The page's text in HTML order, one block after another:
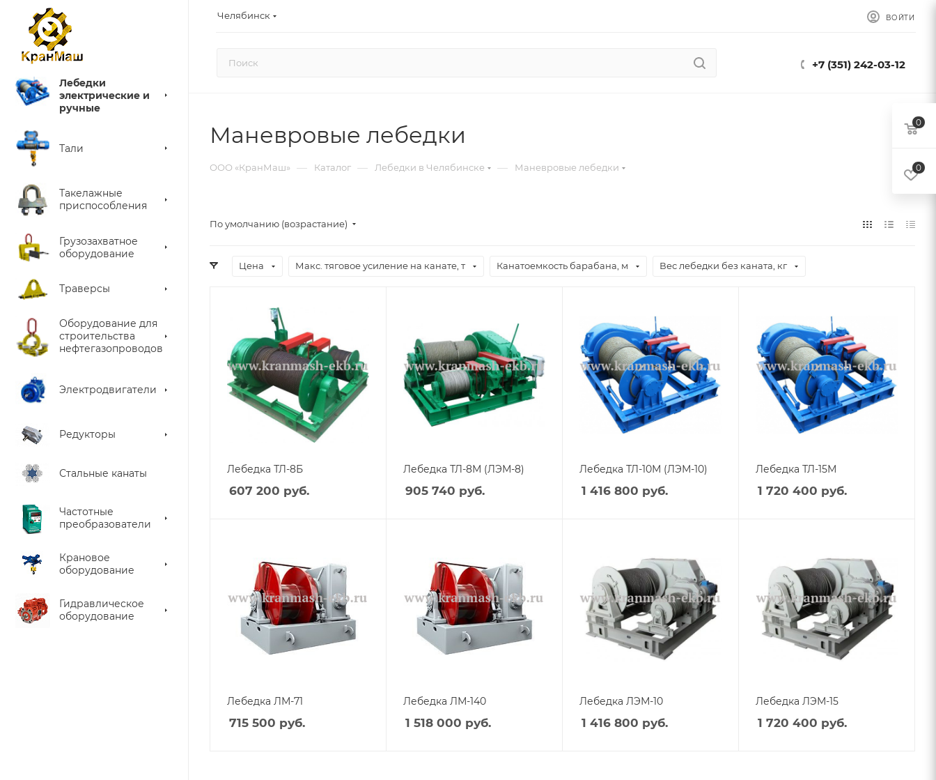
Челябинск ВОЙТИ
+7 (351) 242-03-12
Лебедки
электрические и
ручные
Тали
Такелажные
приспособления
Грузозахватное
оборудование
Траверсы
Оборудование для
строительства
нефтегазопроводов
Электродвигатели
Редукторы
Стальные канаты
Частотные
преобразователи
Крановое
оборудование
Гидравлическое
оборудование
Маневровые лебедки
ООО «КранМаш» — Каталог — Лебедки в Челябинске — Маневровые лебедки
По умолчанию (возрастание)
Цена Макс. тяговое усиление на канате, т Канатоемкость барабана, м Вес лебедки без каната, кг
Лебедка ТЛ-8Б
607 200 руб.
Лебедка ТЛ-8М (ЛЭМ-8)
905 740 руб.
Лебедка ТЛ-10М (ЛЭМ-10)
1 416 800 руб.
Лебедка ТЛ-15М
1 720 400 руб.
Лебедка ЛМ-71
715 500 руб.
Лебедка ЛМ-140
1 518 000 руб.
Лебедка ЛЭМ-10
1 416 800 руб.
Лебедка ЛЭМ-15
1 720 400 руб.
0
0